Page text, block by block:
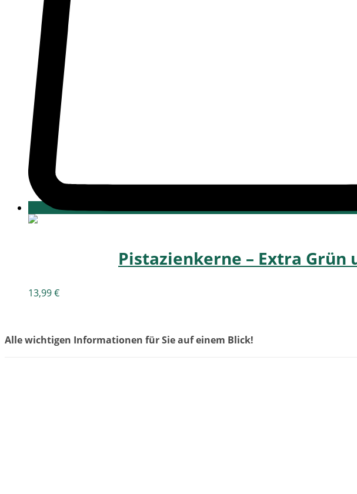
Pistazienkerne – Extra
13,99€
Alle wichtigen Informationen für Sie auf einem Blick!